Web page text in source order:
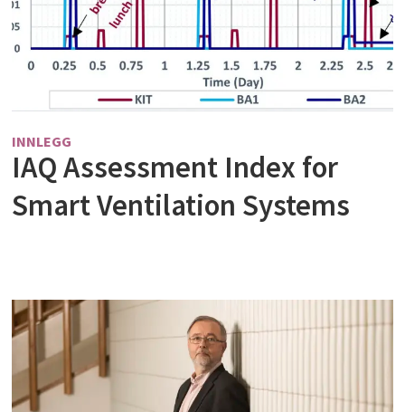
INNLEGG
IAQ Assessment Index for
Smart Ventilation Systems